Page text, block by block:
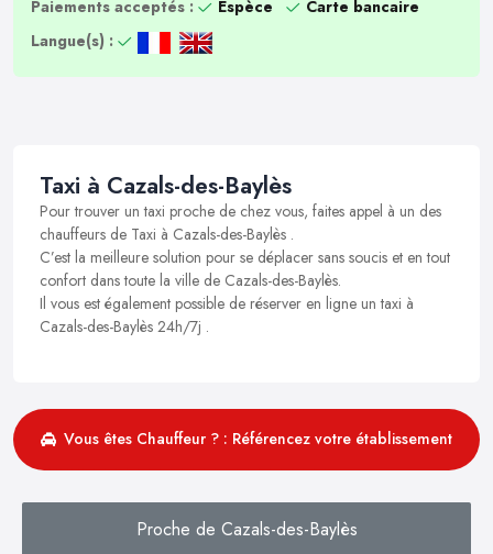
Paiements acceptés :
Espèce
Carte bancaire
Langue(s) :
Taxi à Cazals-des-Baylès
Pour trouver un taxi proche de chez vous, faites appel à un des
chauffeurs de Taxi à Cazals-des-Baylès .
C’est la meilleure solution pour se déplacer sans soucis et en tout
confort dans toute la ville de Cazals-des-Baylès.
Il vous est également possible de réserver en ligne un taxi à
Cazals-des-Baylès 24h/7j .
Vous êtes Chauffeur ? : Référencez votre établissement
Proche de Cazals-des-Baylès